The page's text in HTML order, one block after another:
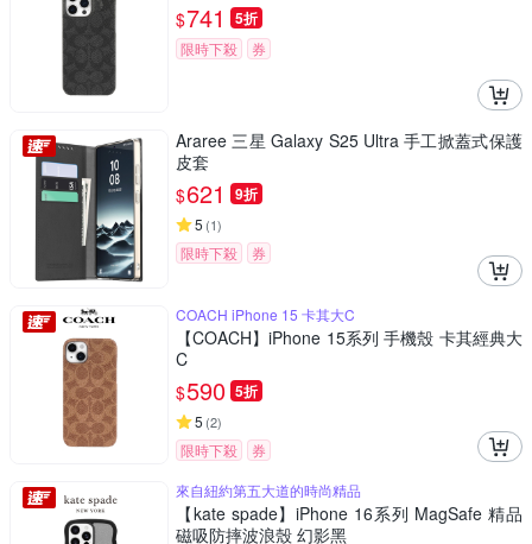
$741 5折
限時下殺 券
Araree 三星 Galaxy S25 Ultra 手工掀蓋式保護
皮套
$621 9折
5 (1)
限時下殺 券
COACH iPhone 15 卡其大C
【COACH】iPhone 15系列 手機殼 卡其經典大
C
$590 5折
5 (2)
限時下殺
券
來自紐約第五大道的時尚精品
【kate spade】iPhone 16系列 MagSafe 精品
磁吸防摔波浪殼 幻影黑